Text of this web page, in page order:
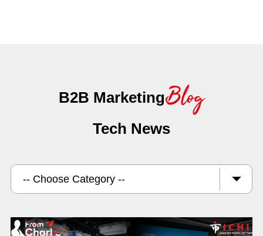
B2B MarketingBlog
Tech News